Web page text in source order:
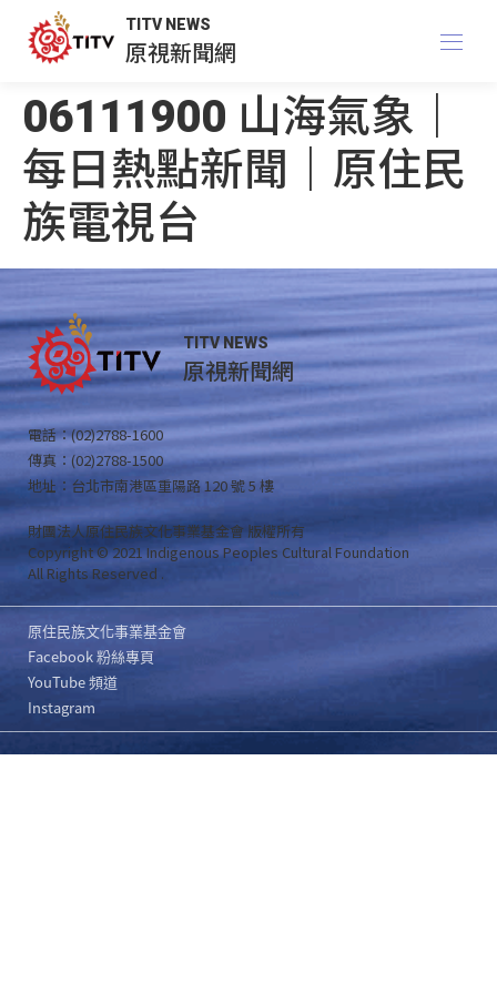
TITV NEWS
原視新聞網
06111900 山海氣象｜
每日熱點新聞｜原住民
族電視台
TITV NEWS
原視新聞網
電話：(02)2788-1600
傳真：(02)2788-1500
地址：台北市南港區重陽路 120 號 5 樓
財團法人原住民族文化事業基金會 版權所有
Copyright © 2021 Indigenous Peoples Cultural Foundation
All Rights Reserved .
原住民族文化事業基金會
Facebook 粉絲專頁
YouTube 頻道
Instagram